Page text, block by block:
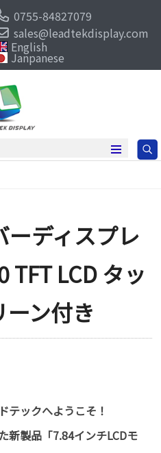
0755-84827079
sales@leadtekdisplay.com
English
Janpanese
ーディスプレ
TFT LCD タッ
ン付き
テックへようこそ！
新製品「7.84インチLCDモ